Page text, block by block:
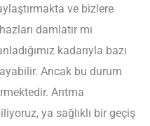
ve bizlere
damlatır mı
kadarıyla bazı
Ancak bu durum
Arıtma
ya sağlıklı bir geçiş